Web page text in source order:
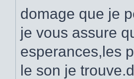
domage que je
je vous assure
esperances,les
le son je